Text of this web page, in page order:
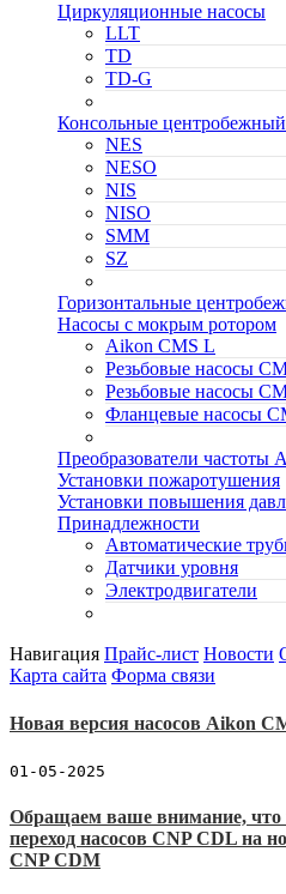
Циркуляционные насосы
LLT
TD
TD-G
Консольные
NES
NESO
NIS
NISO
SMM
SZ
Горизонтальные
Насосы с мокрым ротором
Aikon CMS L
Резьбовые насосы
Резьбовые насосы
Фланцевые насосы
Преобразователи частоты
Установки пожаротушения
Установки повышения
Принадлежности
Автоматические
Датчики уровня
Электродвигатели
Навигация Прайс-лист Новости
Карта сайта Форма связи
Новая версия насосов Aikon
01-05-2025
Обращаем ваше внимание, что
переход насосов CNP CDL на
CNP CDM